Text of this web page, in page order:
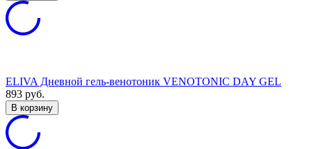
ELIVA Дневной гель-венотоник VENOTONIC DAY GEL
893 руб.
В корзину